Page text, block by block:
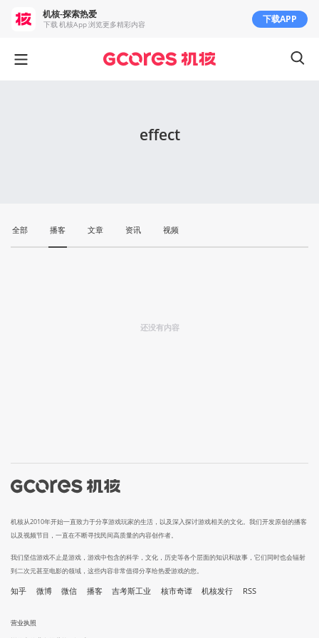
effect
全部 播客 文章 资讯 视频
还没有内容
机核从2010年开始一直致力于分享游戏玩家的生活，以及深入探讨游戏相关的文化。我们开发原创的播客
以及视频节目，一直在不断寻找民间高质量的内容创作者。
我们坚信游戏不止是游戏，游戏中包含的科学，文化，历史等各个层面的知识和故事，它们同时也会辐射
到二次元甚至电影的领域，这些内容非常值得分享给热爱游戏的您。
知乎 微博 微信 播客 吉考斯工业 核市奇谭 机核发行 RSS
营业执照
机核-探索热爱
下载 机核App 浏览更多精彩内容 下载APP